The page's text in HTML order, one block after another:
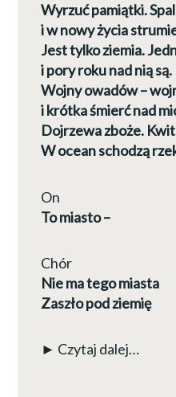
Wyrzuć pamiątki.
i w nowy życia
Jest tylko ziemia.
i pory roku nad nią są.
Wojny owadów –
i krótka śmierć nad
Dojrzewa zboże.
W ocean schodzą
On
To miasto –
Chór
Nie ma tego miasta
Zaszło pod ziemię
► Czytaj dalej…